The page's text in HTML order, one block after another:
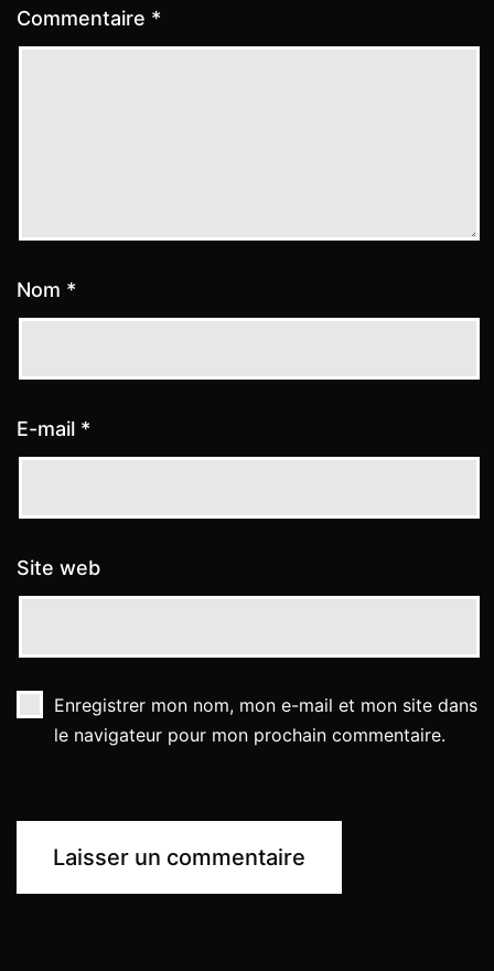
Commentaire *
Nom *
E-mail *
Site web
Enregistrer mon nom, mon e-mail et mon site dans
le navigateur pour mon prochain commentaire.